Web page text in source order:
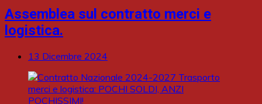
Assemblea sul contratto merci e
logistica.
13 Dicembre 2024